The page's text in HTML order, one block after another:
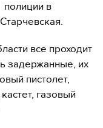
полиции в
все проходит
задержанные, их
пистолет,
газовый